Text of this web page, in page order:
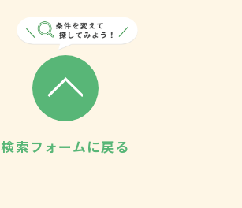
検索フォームに戻る